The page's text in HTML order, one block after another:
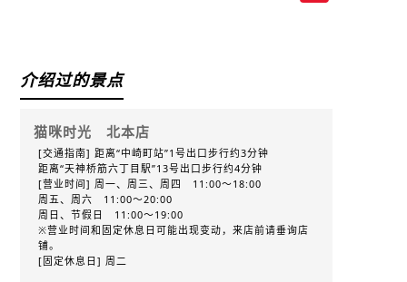
介绍过的景点
猫咪时光 北本店
[交通指南] 距离“中崎町站”1号出口步行约3分钟
距离“天神桥筋六丁目駅”13号出口步行约4分钟
[营业时间] 周一、周三、周四 11:00～18:00
周五、周六 11:00～20:00
周日、节假日 11:00～19:00
※营业时间和固定休息日可能出现变动，来店前请垂询店
铺。
[固定休息日] 周二